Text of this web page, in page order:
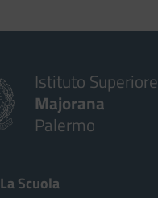
Istituto Superiore
Majorana
Palermo
La Scuola